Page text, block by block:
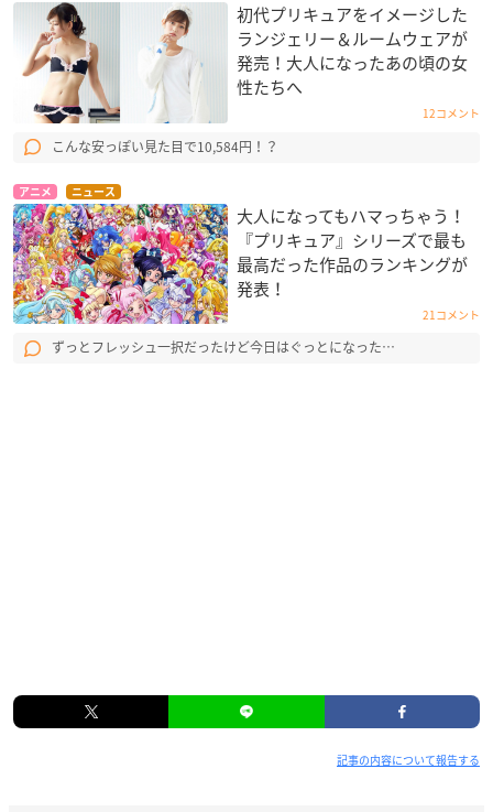
初代プリキュアをイメージした
ランジェリー＆ルームウェアが
発売！大人になったあの頃の女
性たちへ
12コメント
こんな安っぽい見た目で10,584円！？
アニメ ニュース
大人になってもハマっちゃう！
『プリキュア』シリーズで最も
最高だった作品のランキングが
発表！
21コメント
ずっとフレッシュ一択だったけど今日はぐっとになった…
記事の内容について報告する